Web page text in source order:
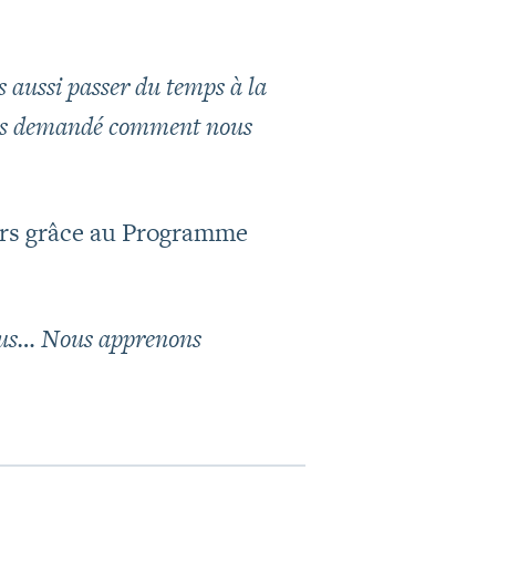
passer du temps à la
demandé comment nous
grâce au Programme
Nous apprenons